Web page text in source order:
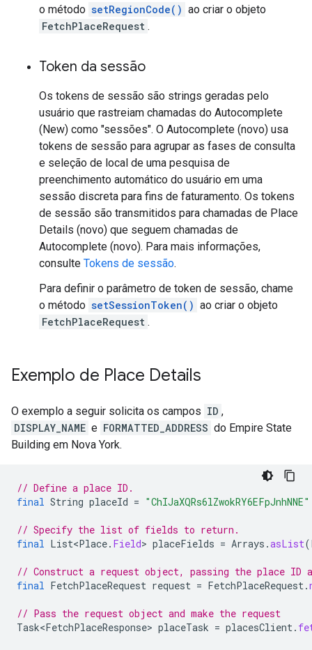
o método setRegionCode() ao criar o objeto
FetchPlaceRequest .
Token da sessão
Os tokens de sessão são strings geradas pelo
usuário que rastreiam chamadas do Autocomplete
(New) como "sessões". O Autocomplete (novo) usa
tokens de sessão para agrupar as fases de consulta
e seleção de local de uma pesquisa de
preenchimento automático do usuário em uma
sessão discreta para fins de faturamento. Os tokens
de sessão são transmitidos para chamadas de Place
Details (novo) que seguem chamadas de
Autocomplete (novo). Para mais informações,
consulte Tokens de sessão.
Para definir o parâmetro de token de sessão, chame
o método setSessionToken() ao criar o objeto
FetchPlaceRequest .
Exemplo de Place Details
O exemplo a seguir solicita os campos ID ,
DISPLAY_NAME e FORMATTED_ADDRESS do Empire State
Building em Nova York.
// Define a place ID.
final String placeId = "ChIJaXQRs6lZwokRY6EFpJnhNNE"
// Specify the list of fields to return.
final List<Place. Field> placeFields = Arrays .asList(
// Construct a request object, passing the place
final FetchPlaceRequest request = FetchPlaceRequest.
// Pass the request object and make the request
Task<FetchPlaceResponse> placeTask = placesClient.